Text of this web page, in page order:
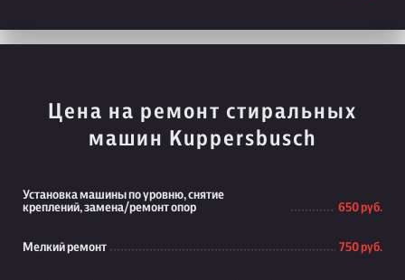
Цена на ремонт стиральных
машин Kuppersbusch
Установка машины по уровню, снятие
креплений, замена/ремонт опор
650 руб.
Мелкий ремонт 750 руб.